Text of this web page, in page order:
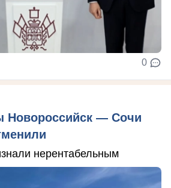
0
Новороссийск — Сочи
нерентабельным